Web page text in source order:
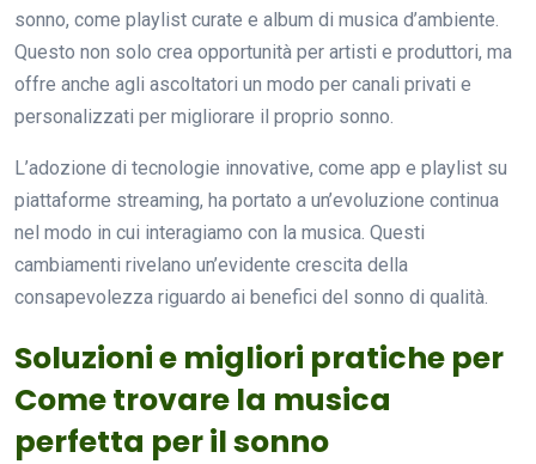
sonno, come playlist curate e album di musica d’ambiente.
Questo non solo crea opportunità per artisti e produttori, ma
offre anche agli ascoltatori un modo per canali privati e
personalizzati per migliorare il proprio sonno.
L’adozione di tecnologie innovative, come app e playlist su
piattaforme streaming, ha portato a un’evoluzione continua
nel modo in cui interagiamo con la musica. Questi
cambiamenti rivelano un’evidente crescita della
consapevolezza riguardo ai benefici del sonno di qualità.
Soluzioni e migliori pratiche per
Come trovare la musica
perfetta per il sonno